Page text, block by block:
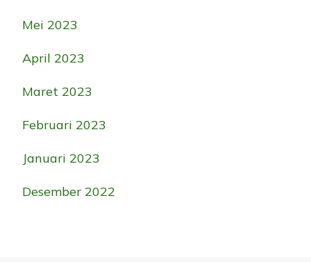
Mei 2023
April 2023
Maret 2023
Februari 2023
Januari 2023
Desember 2022